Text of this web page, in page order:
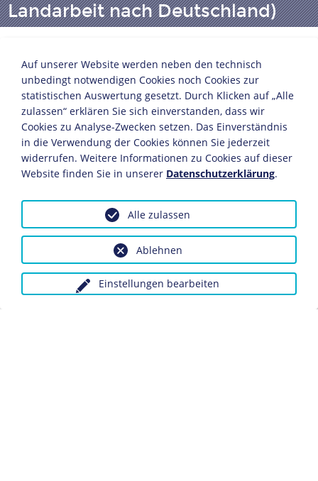
Landarbeit nach Deutschland)
Plakat mit Anwerbung polnischer Landarbeiter für
Deutschland
um 1940
94,7 x 62,2 cm
Bildnachweis: Deutsches Historisches Museum,
Berlin
Inv.-Nr.: 1988/1288
Das Plakat zeigt glückliche polnische Männer und
Frauen, die in Deutschland in der Landwirtschaft
eingesetzt sind, in reinlichen Stuben nächtigen und
ordentlich zu essen erhalten. Die abgedruckten
Postkarten in die Heimat mit positiven Aussagen über
den Arbeitsalltag im Reich sollen die bildliche
Darstellung bekräftigen. Die deutschen Behörden im
Auf unserer Website werden neben den technisch
unbedingt notwendigen Cookies noch Cookies zur
statistischen Auswertung gesetzt. Durch Klicken auf „Alle
zulassen“ erklären Sie sich einverstanden, dass wir
Cookies zu Analyse-Zwecken setzen. Das Einverständnis
in die Verwendung der Cookies können Sie jederzeit
widerrufen. Weitere Informationen zu Cookies auf dieser
Website finden Sie in unserer Datenschutzerklärung.
Einstellungen bearbeiten
Ablehnen
Alle zulassen